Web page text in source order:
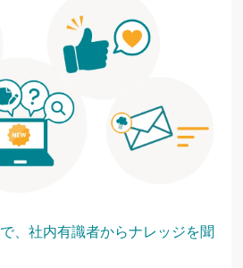
で、社内有識者からナレッジを聞